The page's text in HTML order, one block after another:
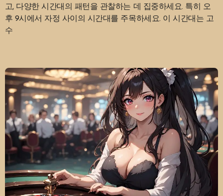
고, 다양한 시간대의 패턴을 관찰하는 데 집중하세요. 특히 오
후 9시에서 자정 사이의 시간대를 주목하세요. 이 시간대는 고
수